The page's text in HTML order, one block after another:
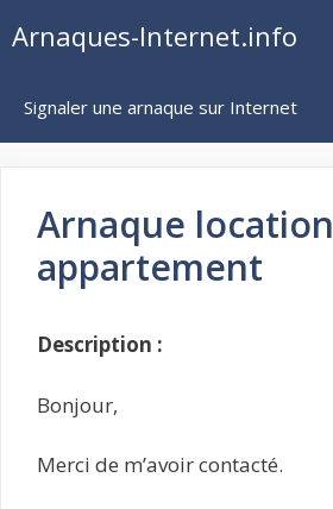
auArnaques-Internet.info
Signaler une arnaque sur Internet
Arnaque location
appartement
Description :
Bonjour,
Merci de m’avoir contacté.